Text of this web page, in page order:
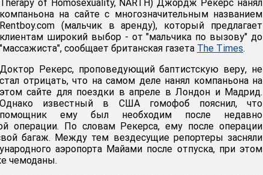
Therapy of Homosexuality, NARTH) Джордж Рекерс нанял
компаньона на сайте с многозначительным названием
Rentboy.com (мальчик в аренду), который предлагает
клиентам широкий выбор - от "мальчика по вызову" до
"массажиста", сообщает британская газета The Times.
Доктор Рекерс, проповедующий баптистскую веру, не
стал отрицать, что на самом деле нанял компаньона на
этом сайте для поездки в апреле в Лондон и Мадрид.
Однако известный в США гомофоб пояснил, что
помощник ему был необходим после недавно
операции. По словам Рекерса, ему после операции
багаж. Между тем вездесущие репортеры засняли
аэропорта Майами после отпуска, при этом
чемоданы.